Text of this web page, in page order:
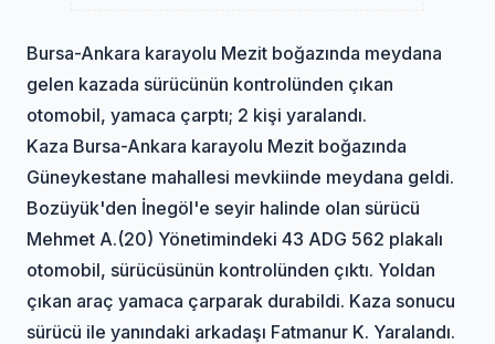
Bursa-Ankara karayolu Mezit boğazında meydana
gelen kazada sürücünün kontrolünden çıkan
otomobil, yamaca çarptı; 2 kişi yaralandı.
Kaza Bursa-Ankara karayolu Mezit boğazında
Güneykestane mahallesi mevkiinde meydana geldi.
Bozüyük'den İnegöl'e seyir halinde olan sürücü
Mehmet A.(20) Yönetimindeki 43 ADG 562 plakalı
otomobil, sürücüsünün kontrolünden çıktı. Yoldan
çıkan araç yamaca çarparak durabildi. Kaza sonucu
sürücü ile yanındaki arkadaşı Fatmanur K. Yaralandı.